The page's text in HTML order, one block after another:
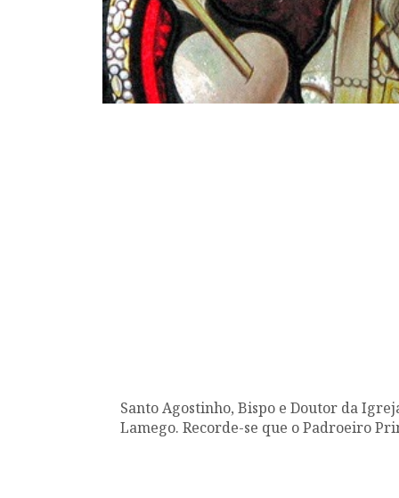
Santo Agostinho, Bispo e Doutor da
Lamego. Recorde-se que o Padroeiro